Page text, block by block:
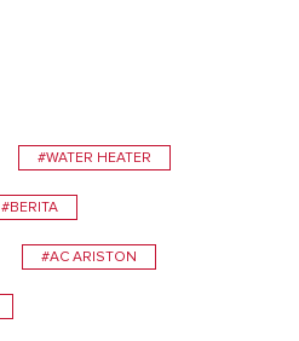
#WATER HEATER
#BERITA
#AC ARISTON